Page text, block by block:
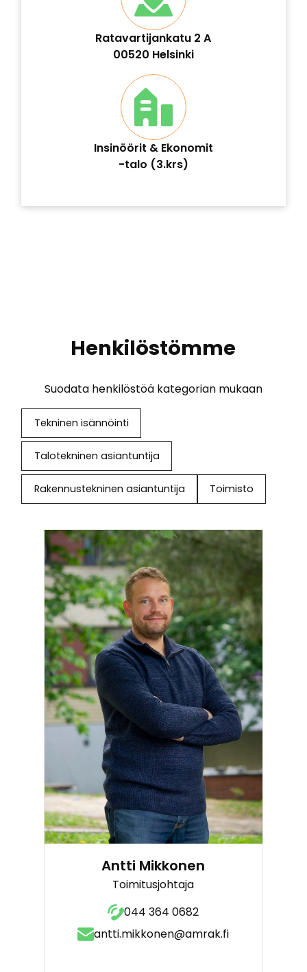
Ratavartijankatu 2 A
00520 Helsinki
Insinöörit & Ekonomit
-talo (3.krs)
Henkilöstömme
Suodata henkilöstöä kategorian mukaan
Tekninen isännöinti
Talotekninen asiantuntija
Rakennustekninen asiantuntija Toimisto
Antti Mikkonen
Toimitusjohtaja
044 364 0682
antti.mikkonen@amrak.fi